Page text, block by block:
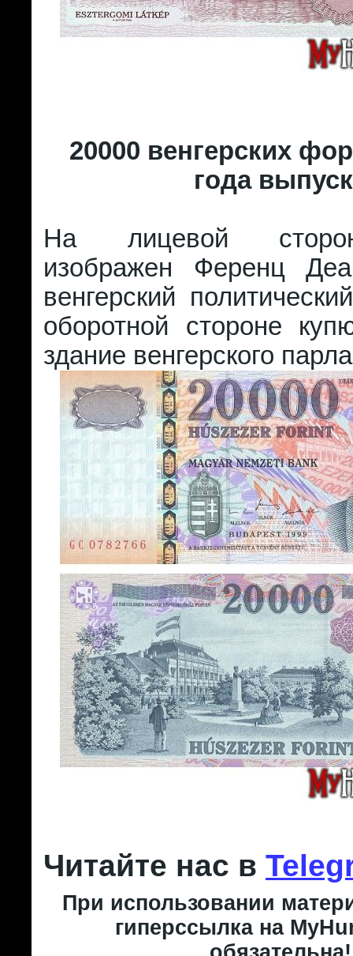
20000 венгерских
года
На лицевой
изображен Ференц
венгерский
оборотной стороне
здание венгерского
Читайте нас в
При использовании
гиперссылка на